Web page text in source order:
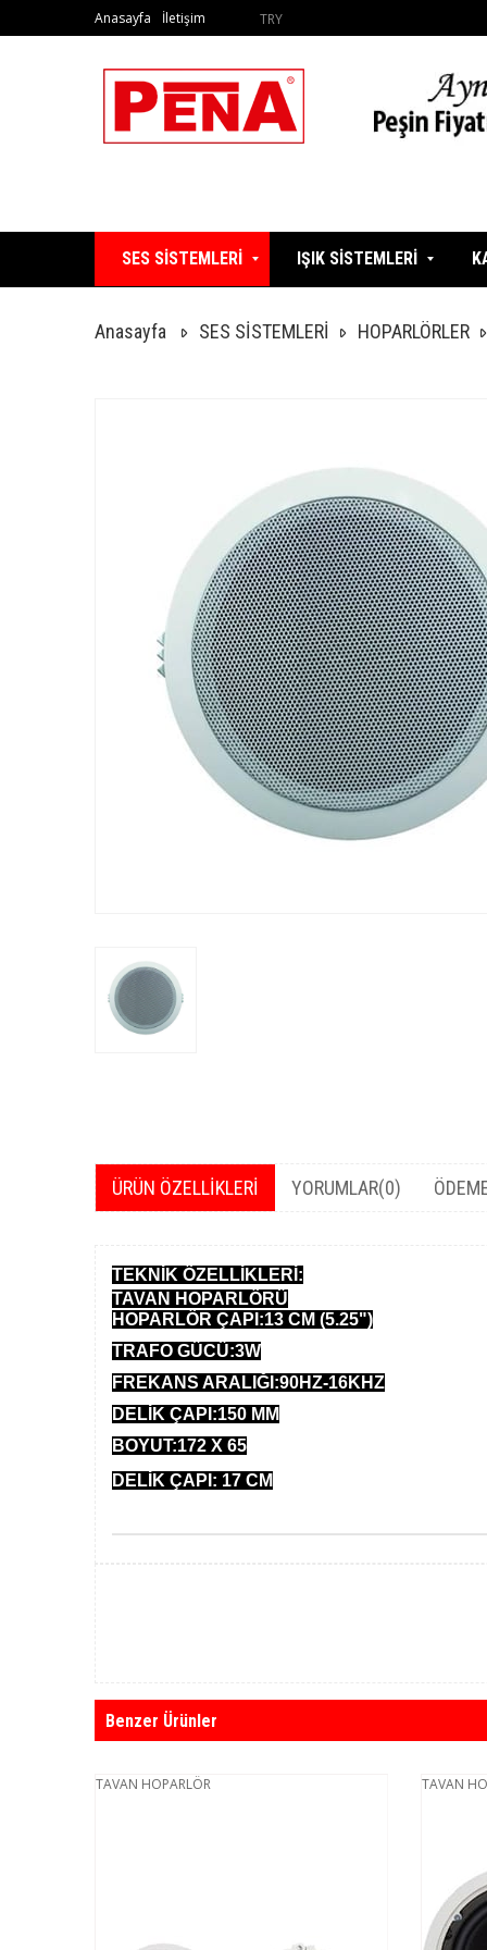
TRY
Anasayfa İletişim
SES SİSTEMLERİ IŞIK SİSTEMLERİ
Anasayfa SES SİSTEMLERİ HOPARLÖRLER
ÜRÜN ÖZELLIKLERI YORUMLAR(0)
TEKNİK ÖZELLİKLERİ:
TAVAN HOPARLÖRÜ
HOPARLÖR ÇAPI:13 CM (5.25")
TRAFO GÜCÜ:3W
FREKANS ARALI Ğ :90HZ-16KHZ
DELİK ÇAPI:150 MM
BOYUT:172 X 65
DELİK ÇAPI: 17 CM
Benzer Ürünler
TAVAN HOPARLÖR TAVAN